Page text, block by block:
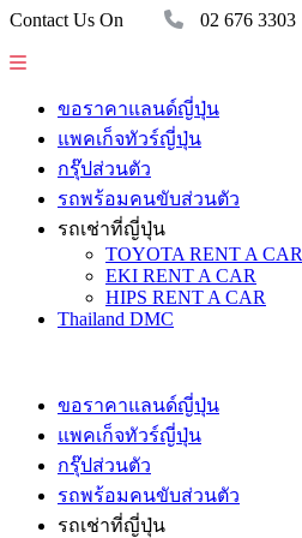
Contact Us On 02 676 3303
ขอราคาแลนด์ญี่ปุ่น
แพคเก็จทัวร์ญี่ปุ่น
กรุ๊ปส่วนตัว
รถพร้อมคนขับส่วนตัว
รถเช่าที่ญี่ปุ่น
TOYOTA RENT A CAR
EKI RENT A CAR
HIPS RENT A CAR
Thailand DMC
ขอราคาแลนด์ญี่ปุ่น
แพคเก็จทัวร์ญี่ปุ่น
กรุ๊ปส่วนตัว
รถพร้อมคนขับส่วนตัว
รถเช่าที่ญี่ปุ่น